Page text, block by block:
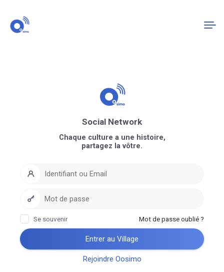
Social Network
Chaque culture a une histoire,
partagez la vôtre.
Se souvenir Mot de passe oublié ?
Entrer au Village
Rejoindre Oosimo